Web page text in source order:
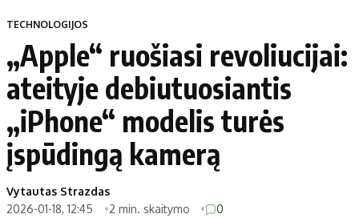
TECHNOLOGIJOS
„Apple“ ruošiasi revoliucijai:
ateityje debiutuosiantis
„iPhone“ modelis turės
įspūdingą kamerą
Vytautas Strazdas
2026-01-18, 12:45
2 min. skaitymo 0